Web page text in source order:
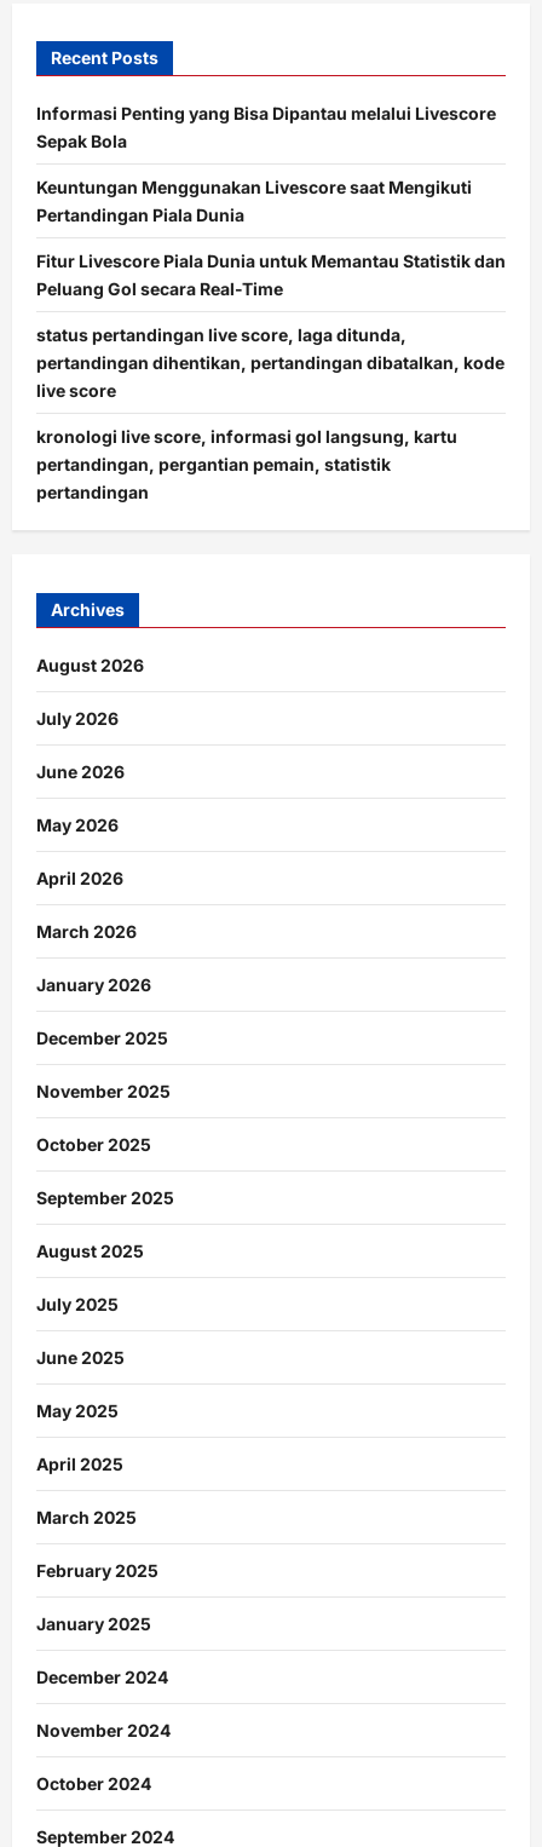
Recent Posts
Informasi Penting yang Bisa Dipantau melalui Livescore
Sepak Bola
Keuntungan Menggunakan Livescore saat Mengikuti
Pertandingan Piala Dunia
Fitur Livescore Piala Dunia untuk Memantau Statistik dan
Peluang Gol secara Real-Time
status pertandingan live score, laga ditunda,
pertandingan dihentikan, pertandingan dibatalkan, kode
live score
kronologi live score, informasi gol langsung, kartu
pertandingan, pergantian pemain, statistik
pertandingan
Archives
August 2026
July 2026
June 2026
May 2026
April 2026
March 2026
January 2026
December 2025
November 2025
October 2025
September 2025
August 2025
July 2025
June 2025
May 2025
April 2025
March 2025
February 2025
January 2025
December 2024
November 2024
October 2024
September 2024